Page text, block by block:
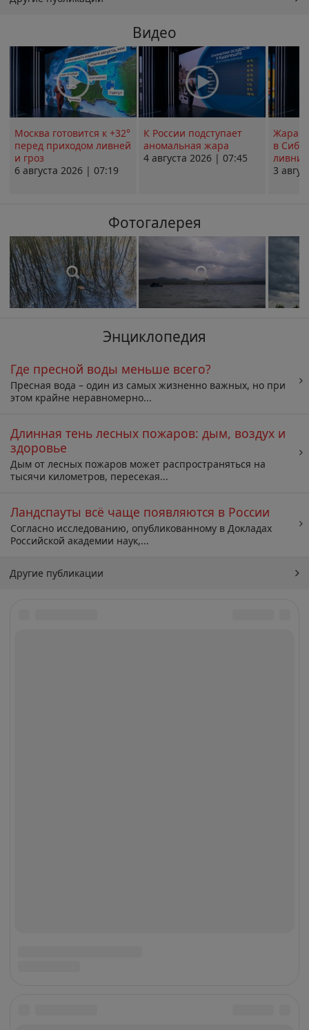
Видео
Москва готовится к +32°
перед приходом ливней
и гроз
6 августа 2026 | 07:19
К России подступает
аномальная жара
4 августа 2026 | 07:45
Жара в
в
ливни
3
Фотогалерея
Энциклопедия
Где пресной воды меньше всего?
Пресная вода – один из самых жизненно важных, но при
этом крайне неравномерно...
Длинная тень лесных пожаров: дым, воздух и
здоровье
Дым от лесных пожаров может распространяться на
тысячи километров, пересекая...
Ландспауты всё чаще появляются в России
Согласно исследованию, опубликованному в Докладах
Российской академии наук,...
Другие публикации